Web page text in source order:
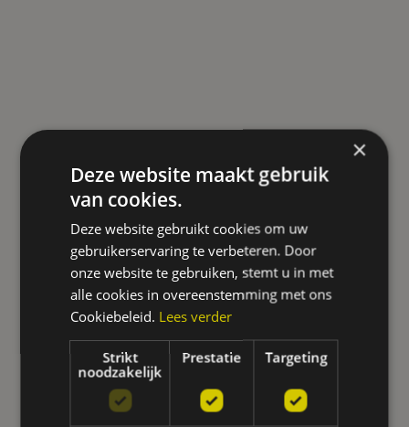
×
Deze website maakt gebruik
van cookies.
Deze website gebruikt cookies om uw
gebruikerservaring te verbeteren. Door
onze website te gebruiken, stemt u in met
alle cookies in overeenstemming met ons
Cookiebeleid. Lees verder
Strikt
noodzakelijk
Prestatie Targeting